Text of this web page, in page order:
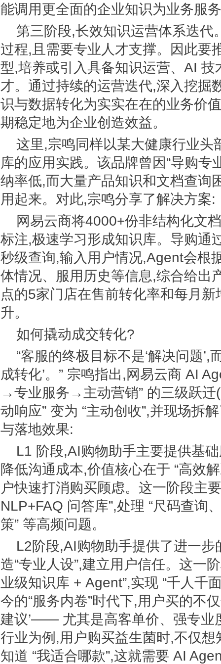
能调用更全面的企业知识为业务服
第三阶段,长效知识运营体系迭代
过程,且需要专业人才支撑。因此要
型,培养或引入具备知识运营、AI 技
才。通过持续的运营迭代,深入挖掘
识与数据转化为实实在在的业务价
期稳定地为企业创造效益。
这里,宗鸣同样以某大健康行业头
库的应用实践。该品牌曾因“导购专
纳率低,而大量产品知识和文档查询
用起来。对此,宗鸣分享了解决方案:
网易云商将4000+份非结构化文
标注,极速学习形成知识库。导购通
秒级查询,输入用户情况,Agent会根
体情况、服用历史等信息,综合给出
点的5家门店在售前转化率和每月
升。
如何撬动成交转化?
“客服的终极目标不是‘解决问题’,
成转化’。” 宗鸣指出,网易云商 AI
→专业服务→主动营销” 的三级跃迁
动响应” 变为 “主动创收”,并现场拆
与落地效果:
L1 阶段,AI购物助手主要提供基
降低沟通成本,价值核心在于 “高效
户快速打消购买顾虑。这一阶段主
NLP+FAQ 问答库”,处理 “尺码查询
策” 等高频问题。
L2阶段,AI购物助手提供了进一
造“专业人设”,建立用户信任。这一
业级知识库 + Agent”,实现 “千人千
今的“服务内卷”时代下,用户买的不
建议’—— 尤其是高客单价、强专业
行业为例,用户购买益生菌时,不仅想
知道 “我适合哪款”,这就需要 AI